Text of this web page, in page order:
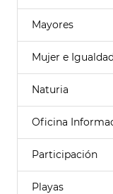
Mayores
Mujer e
Naturia
Oficina
Participación
Playas